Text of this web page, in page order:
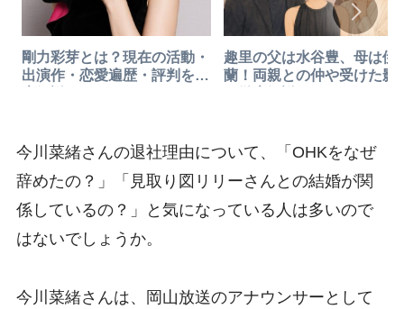
剛力彩芽とは？現在の活動・
出演作・恋愛遍歴・評判を徹
趣里の父は水谷豊、母は伊
蘭！両親との仲や受けた影
今川菜緒さんの退社理由について、「OHKをなぜ
辞めたの？」「見取り図リリーさんとの結婚が関
係しているの？」と気になっている人は多いので
はないでしょうか。
今川菜緒さんは、岡山放送のアナウンサーとして